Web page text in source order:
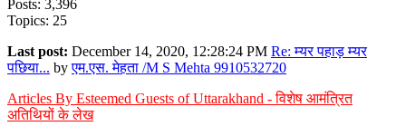
Posts: 3,396
Topics: 25
Last post: December 14, 2020, 12:28:24 PM Re: म्यर पहाड़ म्यर
पछिया... byएम.एस. मेहता /M S Mehta 9910532720
Articles By Esteemed Guests of Uttarakhand - विशेष आमंत्रित
अतिथियों के लेख